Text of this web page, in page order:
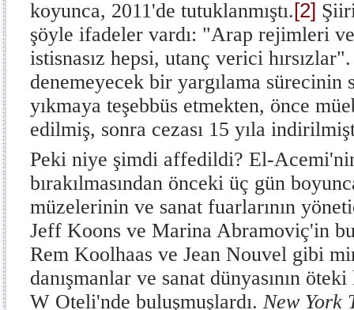
koyunca, 2011'de tutuklanmıştı.[2]
şöyle ifadeler vardı: "Arap rejimleri
istisnasız hepsi, utanç verici
denemeyecek bir yargılama sürecinin
yıkmaya teşebbüs etmekten, önce
edilmiş, sonra cezası 15 yıla
Peki niye şimdi affedildi? El-
bırakılmasından önceki üç gün
müzelerinin ve sanat fuarlarının
Jeff Koons ve Marina Abramoviç'in
Rem Koolhaas ve Jean Nouvel gibi
danışmanlar ve sanat dünyasının
W Oteli'nde buluşmuşlardı. New York